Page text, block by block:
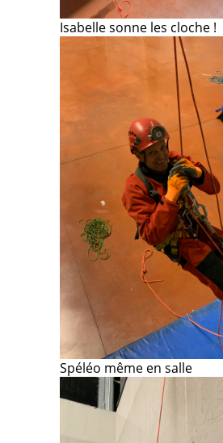
Isabelle sonne les cloche !
Spéléo même en salle